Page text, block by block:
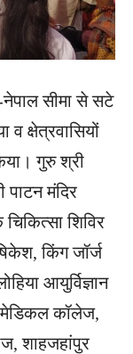
सीमा से सटे
व क्षेत्रवासियों
गुरु श्री
पाटन मंदिर
शिविर
किंग जॉर्ज
आयुर्विज्ञान
मेडिकल कॉलेज,
शाहजहांपुर